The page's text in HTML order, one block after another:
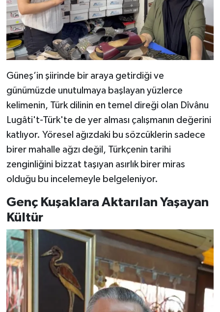
Güneş’in şiirinde bir araya getirdiği ve
günümüzde unutulmaya başlayan yüzlerce
kelimenin, Türk dilinin en temel direği olan Dîvânu
Lugâti't-Türk'te de yer alması çalışmanın değerini
katlıyor. Yöresel ağızdaki bu sözcüklerin sadece
birer mahalle ağzı değil, Türkçenin tarihi
zenginliğini bizzat taşıyan asırlık birer miras
olduğu bu incelemeyle belgeleniyor.
Genç Kuşaklara Aktarılan Yaşayan
Kültür